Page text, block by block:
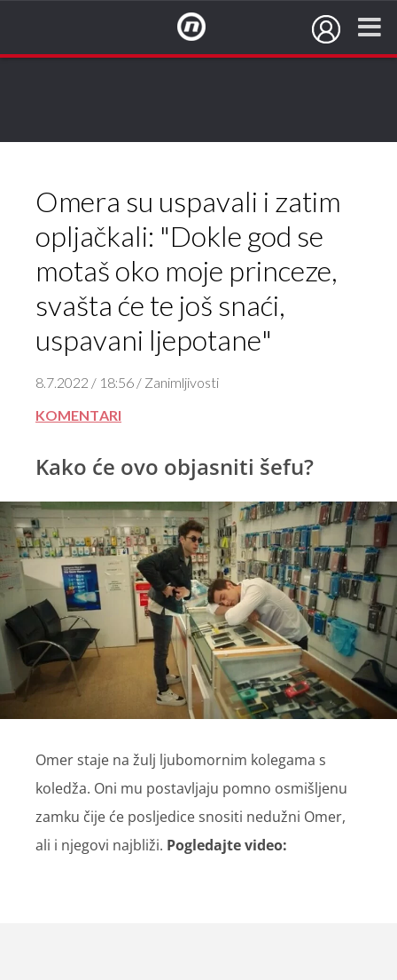
Omera su uspavali i zatim
opljačkali: "Dokle god se
motaš oko moje princeze,
svašta će te još snaći,
uspavani ljepotane"
8.7.2022 / 18:56 / Zanimljivosti
KOMENTARI
Kako će ovo objasniti šefu?
Omer staje na žulj ljubomornim kolegama s
koledža. Oni mu postavljaju pomno osmišljenu
zamku čije će posljedice snositi nedužni Omer,
ali i njegovi najbliži. Pogledajte video: